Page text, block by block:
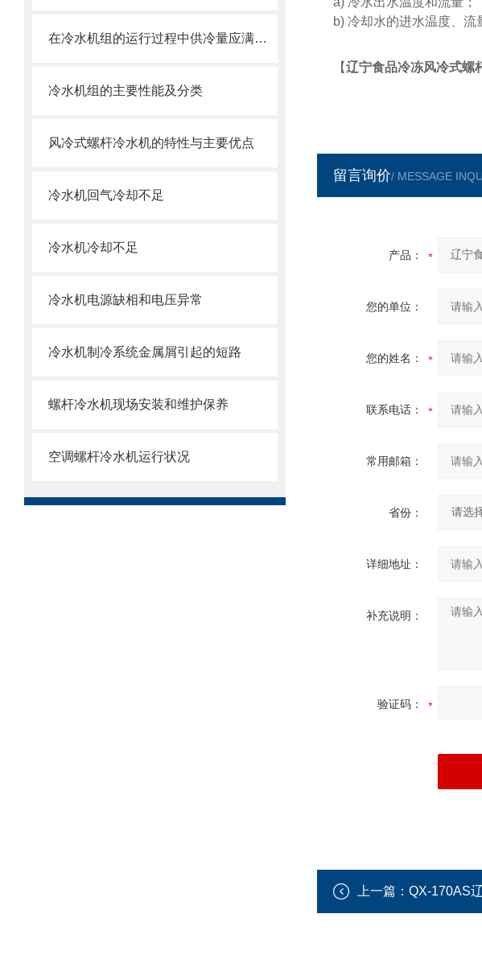
在冷水机组的运行过程中供冷量应满足流量运行
冷水机组的主要性能及分类
风冷式螺杆冷水机的特性与主要优点
冷水机回气冷却不足
冷水机冷却不足
冷水机电源缺相和电压异常
冷水机制冷系统金属屑引起的短路
螺杆冷水机现场安装和维护保养
空调螺杆冷水机运行状况
b) 冷却水的进水温度、流
【辽宁食品冷冻风冷式螺
留言询价/ MESSAGE
产品：
您的单位：
您的姓名：
联系电话：
常用邮箱：
省份：
详细地址：
补充说明：
验证码：
上一篇： QX-170AS